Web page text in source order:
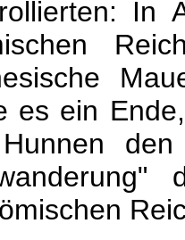
In
es ein